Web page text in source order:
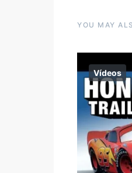
YOU MAY
Vídeos